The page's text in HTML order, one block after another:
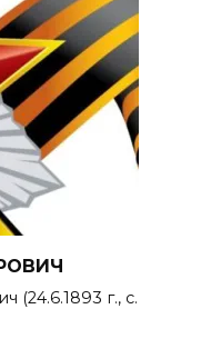
г., с.